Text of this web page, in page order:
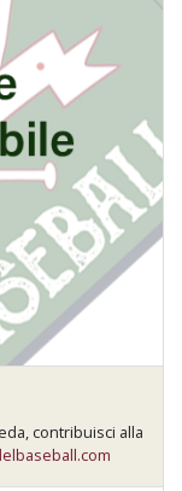
contribuisci alla